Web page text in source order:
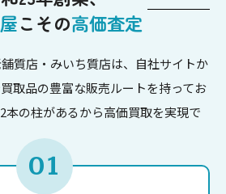
こその高価査定
質店・みいち質店は、自社サイトか
取品の豊富な販売ルートを持ってお
本の柱があるから高価買取を実現で
01